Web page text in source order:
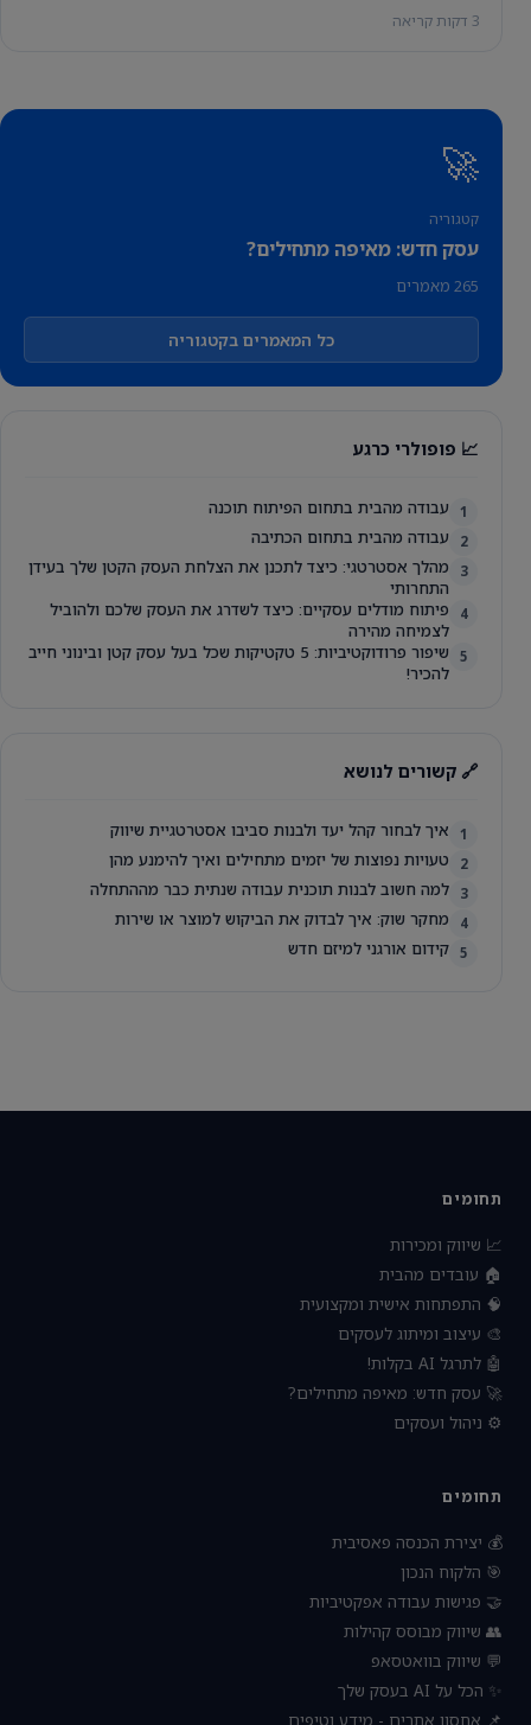
3 דקות קריאה
🚀
קטגוריה
עסק חדש: מאיפה מתחילים?
265 מאמרים
כל המאמרים בקטגוריה
📈 פופולרי כרגע
1 עבודה מהבית בתחום הפיתוח תוכנה
2 עבודה מהבית בתחום הכתיבה
3
מהלך אסטרטגי: כיצד לתכנן את הצלחת העסק הקטן שלך בעידן
התחרותי
4
פיתוח מודלים עסקיים: כיצד לשדרג את העסק שלכם ולהוביל
לצמיחה מהירה
5
שיפור פרודוקטיביות: 5 טקטיקות שכל בעל עסק קטן ובינוני חייב
להכיר!
🔗 קשורים לנושא
1 איך לבחור קהל יעד ולבנות סביבו אסטרטגיית שיווק
2 טעויות נפוצות של יזמים מתחילים ואיך להימנע מהן
3 למה חשוב לבנות תוכנית עבודה שנתית כבר מההתחלה
4 מחקר שוק: איך לבדוק את הביקוש למוצר או שירות
5 קידום אורגני למיזם חדש
תחומים
📈 שיווק ומכירות
🏠 עובדים מהבית
🧠 התפתחות אישית ומקצועית
🎨 עיצוב ומיתוג לעסקים
🤖 לתרגל AI בקלות!
🚀 עסק חדש: מאיפה מתחילים?
⚙️ ניהול ועסקים
תחומים
💰 יצירת הכנסה פאסיבית
🎯 הלקוח הנכון
🤝 פגישות עבודה אפקטיביות
👥 שיווק מבוסס קהילות
💬 שיווק בוואטסאפ
✨ הכל על AI בעסק שלך
📌 אחסון אתרים - מידע וטיפים